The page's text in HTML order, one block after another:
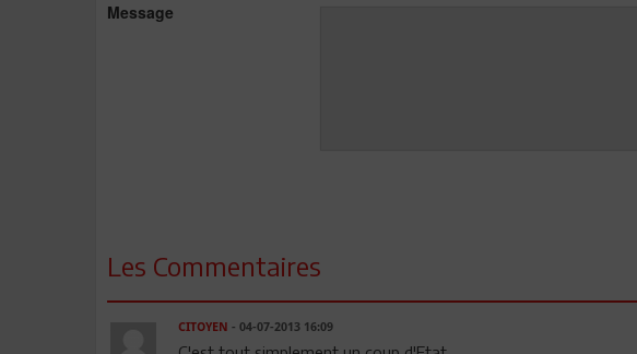
Message
Les Commentaires
CITOYEN - 04-07-2013 16:09